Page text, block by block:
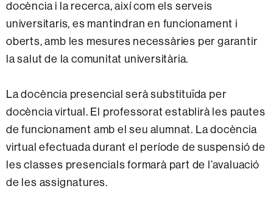
docència i la recerca, així com els serveis
universitaris, es mantindran en funcionament i
oberts, amb les mesures necessàries per garantir
la salut de la comunitat universitària.
La docència presencial serà substituïda per
docència virtual. El professorat establirà les pautes
de funcionament amb el seu alumnat. La docència
virtual efectuada durant el període de suspensió de
les classes presencials formarà part de l’avaluació
de les assignatures.